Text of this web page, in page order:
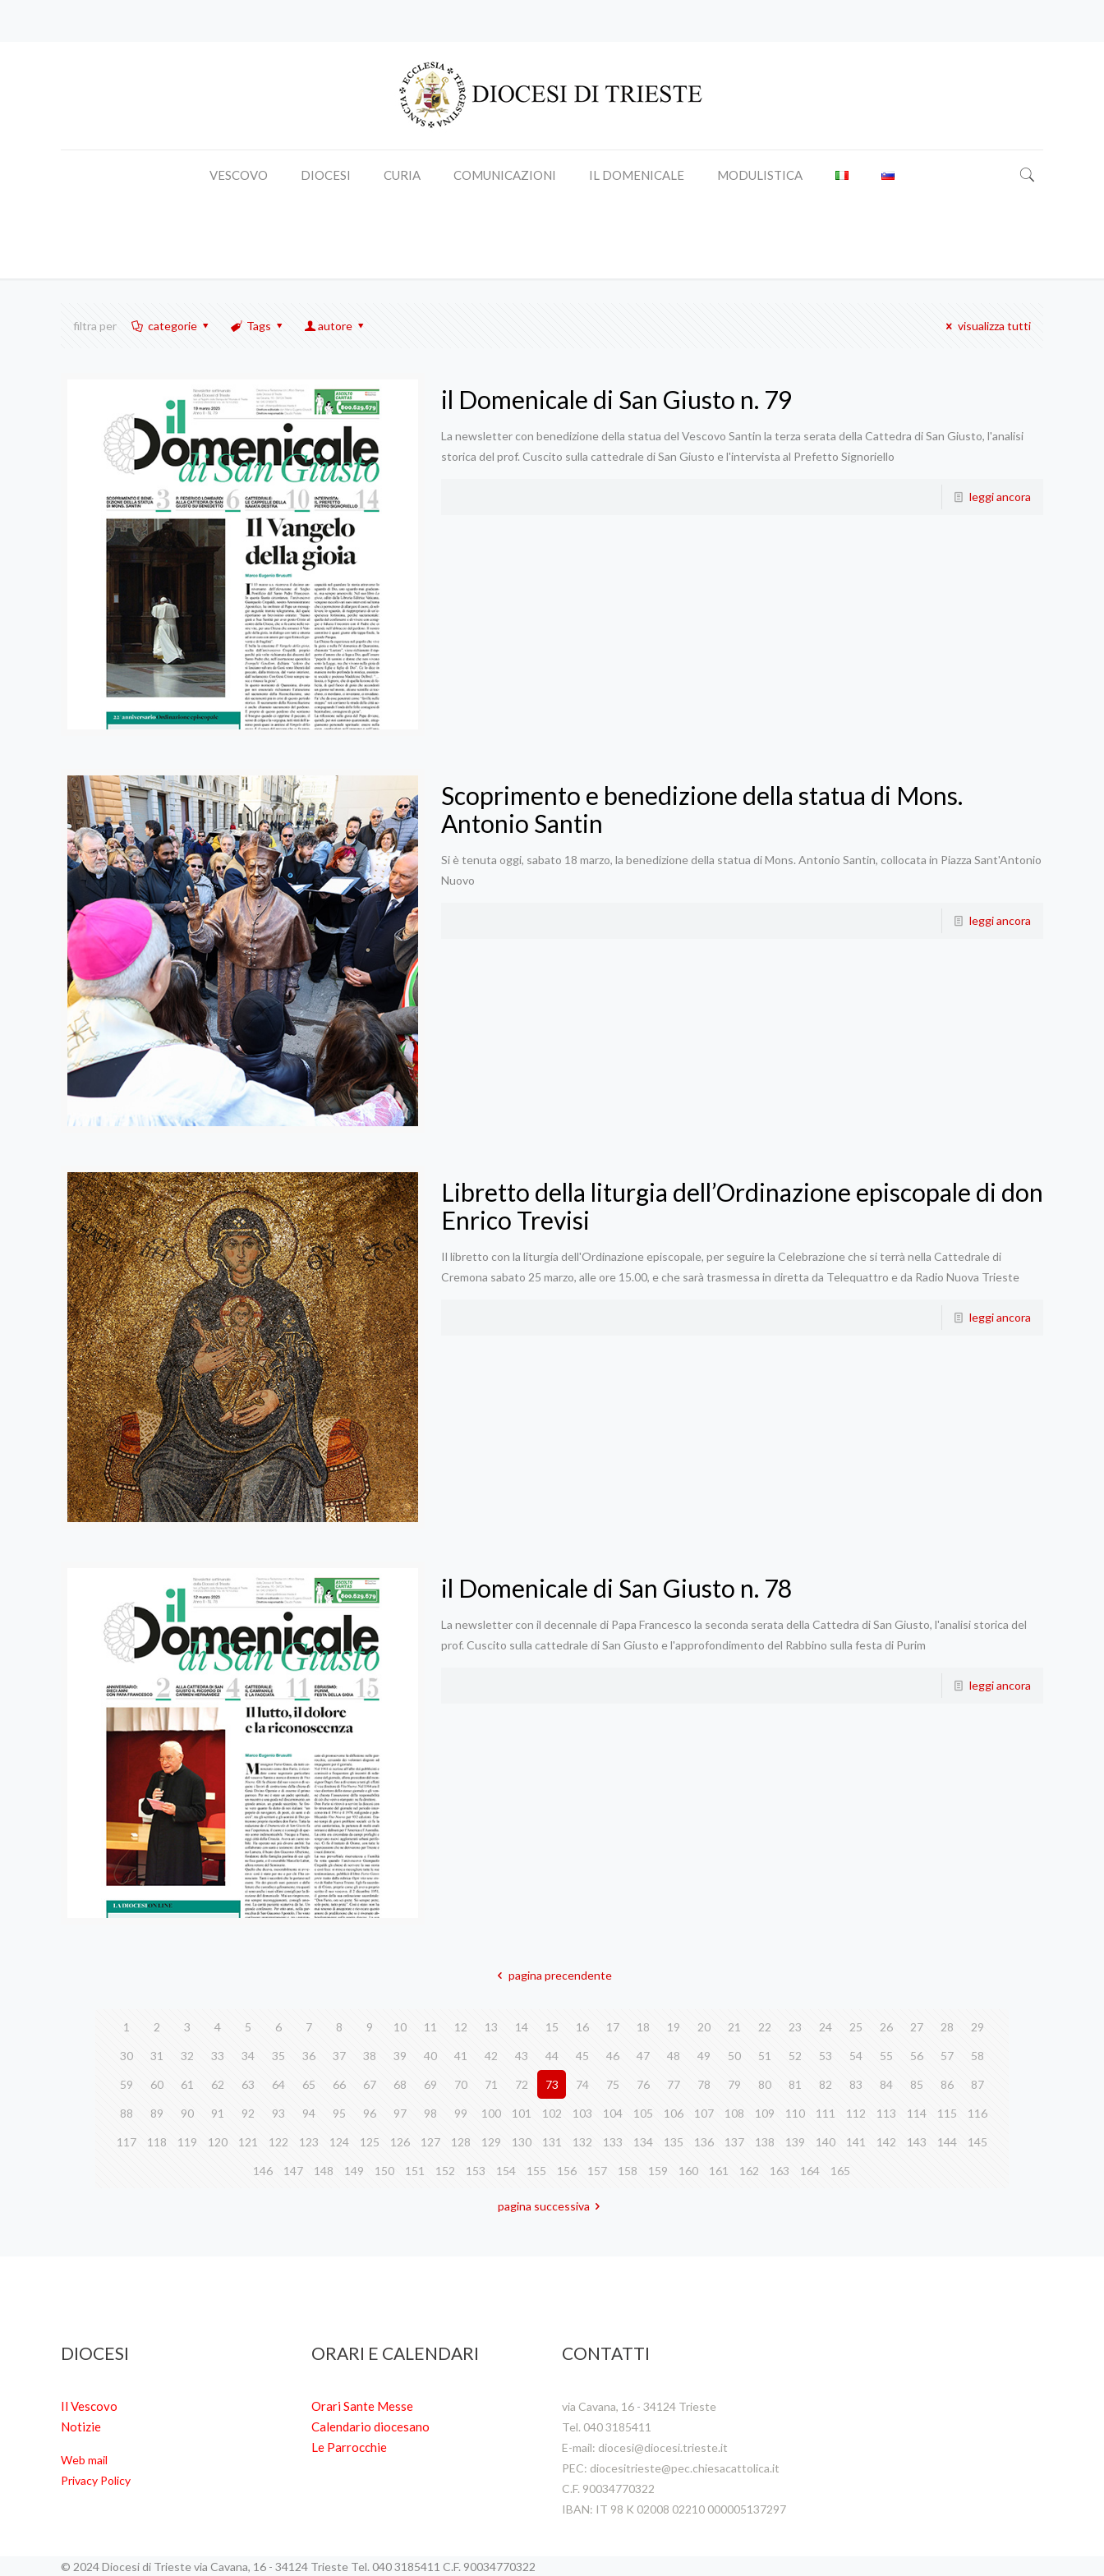
VESCOVO DIOCESI CURIA COMUNICAZIONI IL DOMENICALE MODULISTICA
filtra per categorie Tags autore visualizza tutti
il Domenicale di San Giusto n. 79
La newsletter con benedizione della statua del Vescovo Santin la terza serata della Cattedra di San Giusto, l'analisi
storica del prof. Cuscito sulla cattedrale di San Giusto e l'intervista al Prefetto Signoriello
leggi ancora
Scoprimento e benedizione della statua di Mons.
Antonio Santin
Si è tenuta oggi, sabato 18 marzo, la benedizione della statua di Mons. Antonio Santin, collocata in Piazza Sant'Antonio
Nuovo
leggi ancora
Libretto della liturgia dell’Ordinazione episcopale di don
Enrico Trevisi
Il libretto con la liturgia dell'Ordinazione episcopale, per seguire la Celebrazione che si terrà nella Cattedrale di
Cremona sabato 25 marzo, alle ore 15.00, e che sarà trasmessa in diretta da Telequattro e da Radio Nuova Trieste
leggi ancora
il Domenicale di San Giusto n. 78
La newsletter con il decennale di Papa Francesco la seconda serata della Cattedra di San Giusto, l'analisi storica del
prof. Cuscito sulla cattedrale di San Giusto e l'approfondimento del Rabbino sulla festa di Purim
leggi ancora
pagina precendente
1 2 3 4 5 6 7 8 9 10 11 12 13 14 15 16 17 18 19 20 21 22 23 24 25 26 27 28 29
30 31 32 33 34 35 36 37 38 39 40 41 42 43 44 45 46 47 48 49 50 51 52 53 54 55 56 57 58
59 60 61 62 63 64 65 66 67 68 69 70 71 72 73 74 75 76 77 78 79 80 81 82 83 84 85 86 87
88 89 90 91 92 93 94 95 96 97 98 99 100 101 102 103 104 105 106 107 108 109 110 111 112 113 114 115 116
117 118 119 120 121 122 123 124 125 126 127 128 129 130 131 132 133 134 135 136 137 138 139 140 141 142 143 144 145
146 147 148 149 150 151 152 153 154 155 156 157 158 159 160 161 162 163 164 165
pagina successiva
DIOCESI
Il Vescovo
Notizie
Web mail
Privacy Policy
ORARI E CALENDARI
Orari Sante Messe
Calendario diocesano
Le Parrocchie
CONTATTI
via Cavana, 16 - 34124 Trieste
Tel. 040 3185411
E-mail: diocesi@diocesi.trieste.it
PEC: diocesitrieste@pec.chiesacattolica.it
C.F. 90034770322
IBAN: IT 98 K 02008 02210 000005137297
© 2024 Diocesi di Trieste via Cavana, 16 - 34124 Trieste Tel. 040 3185411 C.F. 90034770322